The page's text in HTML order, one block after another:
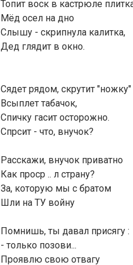
Топит воск в кастрюле
Мёд осел на дно
Слышу - скрипнула калитка,
Дед глядит в окно.
Сядет рядом, скрутит "ножку"
Всыплет табачок,
Спичку гасит осторожно.
Спрсит - что, внучок?
Расскажи, внучок приватно
Как проср .. л страну?
За, которую мы с братом
Шли на ТУ войну
Помнишь, ты давал присягу :
- только позови...
Проявлю свою отвагу